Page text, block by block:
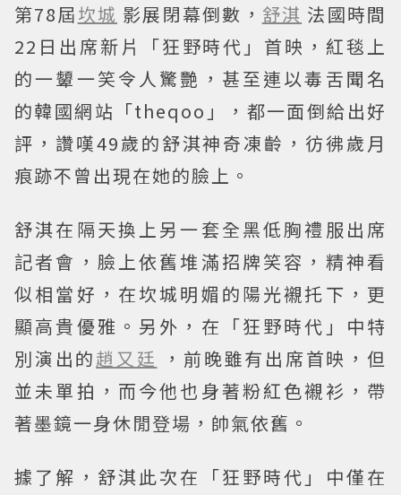
第78屆坎城 影展閉幕倒數， 舒淇 法國時間
22日出席新片「狂野時代」首映，紅毯上
的一顰一笑令人驚艷，甚至連以毒舌聞名
的韓國網站「theqoo」，都一面倒給出好
評，讚嘆49歲的舒淇神奇凍齡，彷彿歲月
痕跡不曾出現在她的臉上。
舒淇在隔天換上另一套全黑低胸禮服出席
記者會，臉上依舊堆滿招牌笑容，精神看
似相當好，在坎城明媚的陽光襯托下，更
顯高貴優雅。另外，在「狂野時代」中特
別演出的趙又廷
，前晚雖有出席首映，但
並未單拍，而今他也身著粉紅色襯衫，帶
著墨鏡一身休閒登場，帥氣依舊。
據了解，舒淇此次在「狂野時代」中僅在